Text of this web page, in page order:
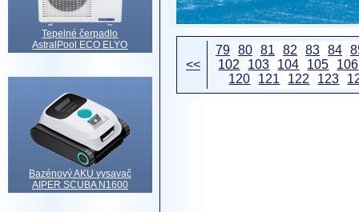
Tepelné čerpadlo
AstralPool ECO ELYO
Bazénový AKU vysavač
AIPER SCUBA N1600
<<
79 80 81 82 83 84
102
103 104 105
106
120
121 122 123